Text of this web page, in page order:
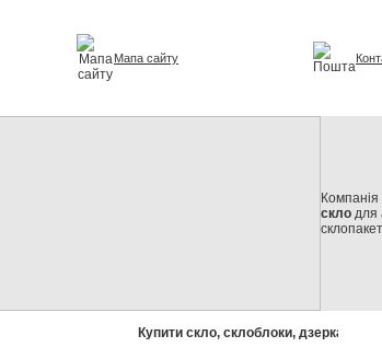
Мапа сайту
скло для
Купити скло, склоблоки,